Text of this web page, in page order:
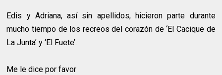
Edis y Adriana, así sin apellidos, hicieron parte durante
mucho tiempo de los recreos del corazón de ‘El Cacique de
La Junta’ y ‘El Fuete’.
Me le dice por favor